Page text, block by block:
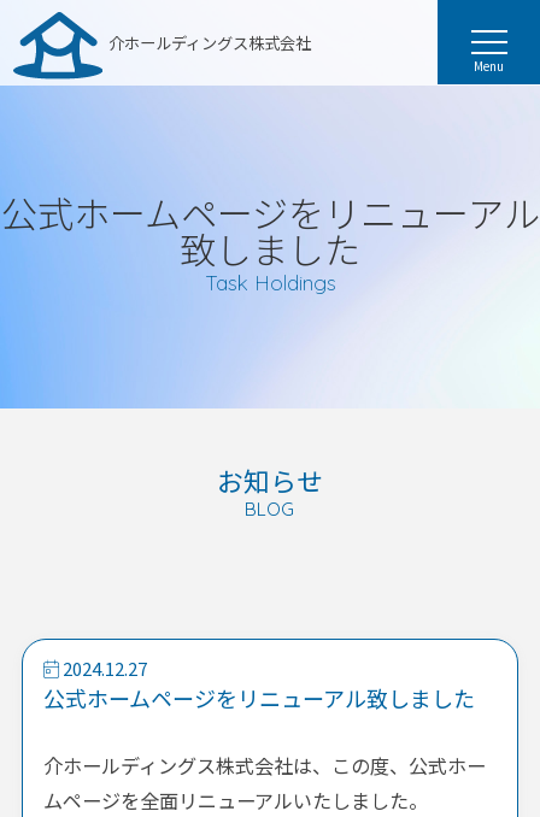
Menu
介ホールディングス株式会社
公式ホームページをリニューアル
致しました
Task Holdings
お知らせ
BLOG
2024.12.27
公式ホームページをリニューアル致しました
介ホールディングス株式会社は、この度、公式ホー
ムページを全面リニューアルいたしました。